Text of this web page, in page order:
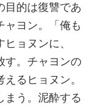
目的は復讐であ
ャヨン。「俺も
ョヌンに、
す。チャヨンの
るヒョヌン。
まう。泥酔する